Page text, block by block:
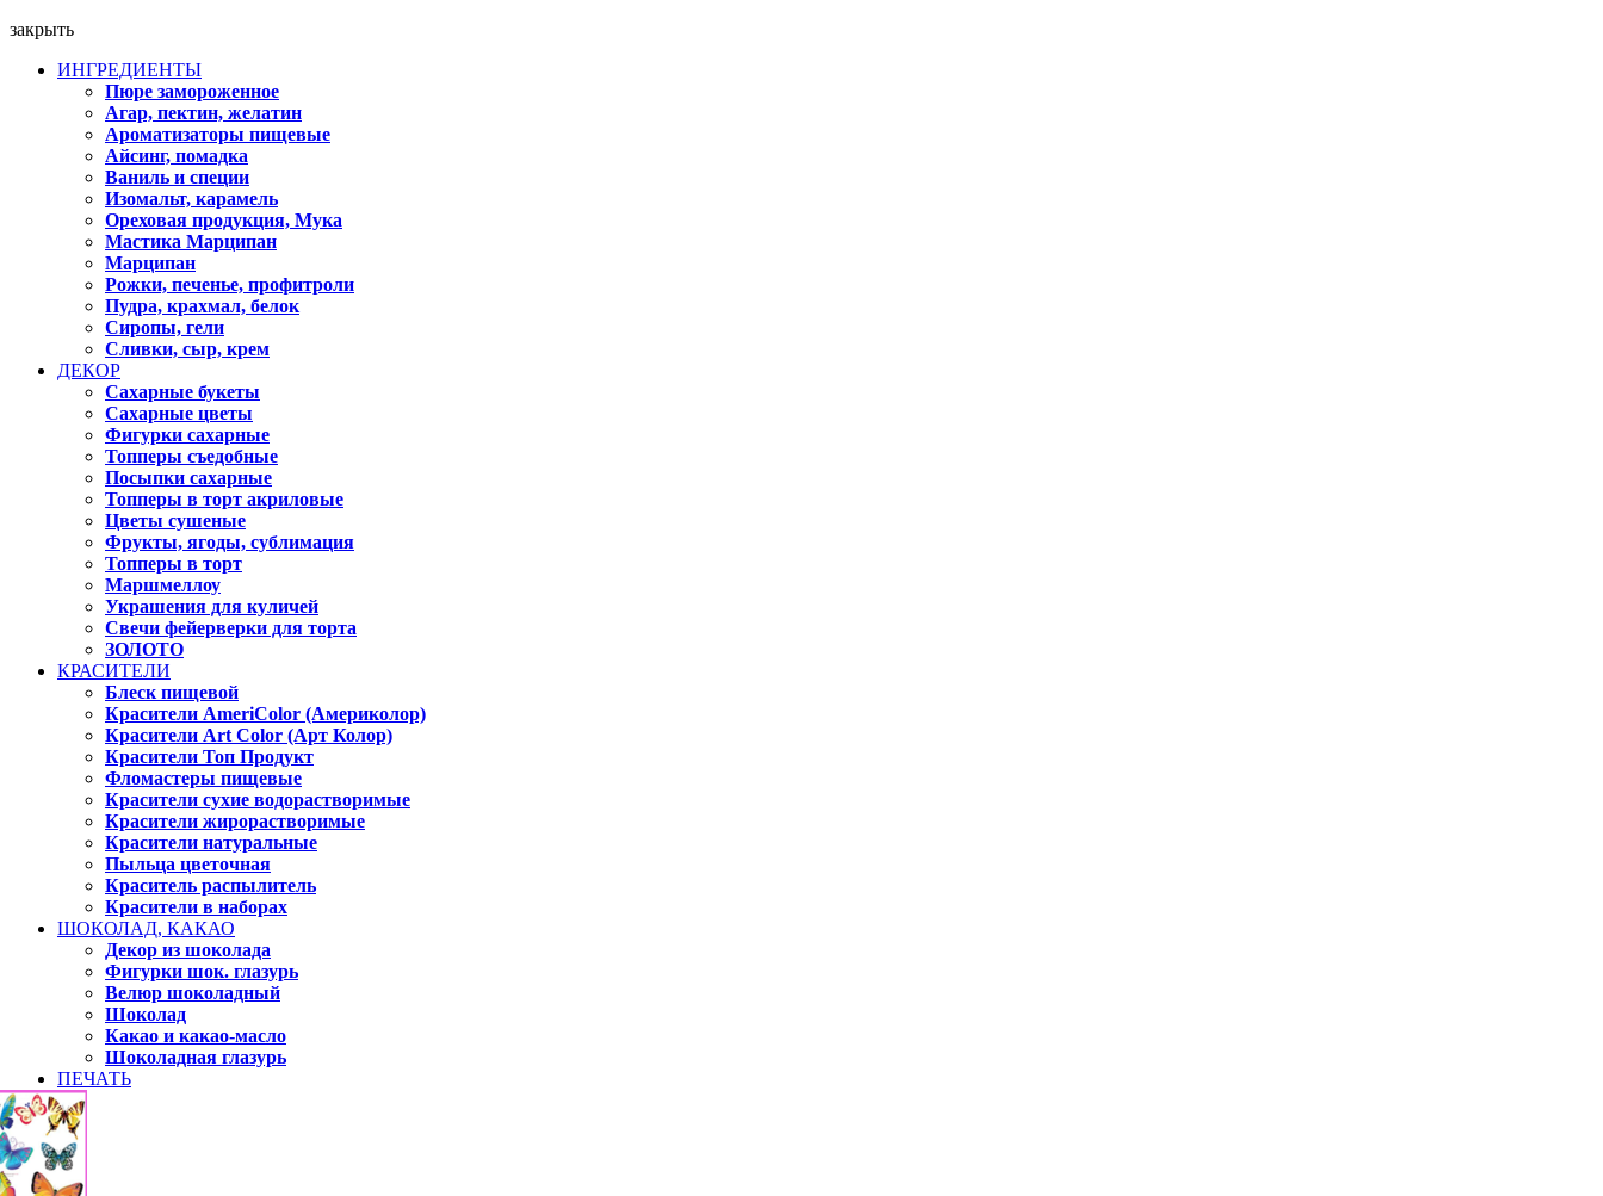
закрыть
ИНГРЕДИЕНТЫ
Пюре замороженное
Агар, пектин, желатин
Ароматизаторы пищевые
Айсинг, помадка
Ваниль и специи
Изомальт, карамель
Ореховая продукция, Мука
Мастика Марципан
Марципан
Рожки, печенье, профитроли
Пудра, крахмал, белок
Сиропы, гели
Сливки, сыр, крем
ДЕКОР
Сахарные букеты
Сахарные цветы
Фигурки сахарные
Топперы съедобные
Посыпки сахарные
Топперы в торт акриловые
Цветы сушеные
Фрукты, ягоды, сублимация
Топперы в торт
Маршмеллоу
Украшения для куличей
Свечи фейерверки для торта
ЗОЛОТО
КРАСИТЕЛИ
Блеск пищевой
Красители AmeriColor (Америколор)
Красители Art Color (Арт Колор)
Красители Топ Продукт
Фломастеры пищевые
Красители сухие водорастворимые
Красители жирорастворимые
Красители натуральные
Пыльца цветочная
Краситель распылитель
Красители в наборах
ШОКОЛАД, КАКАО
Декор из шоколада
Фигурки шок. глазурь
Велюр шоколадный
Шоколад
Какао и какао-масло
Шоколадная глазурь
ПЕЧАТЬ